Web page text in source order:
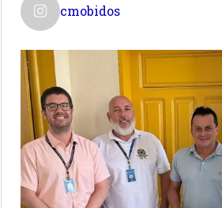
cmobidos